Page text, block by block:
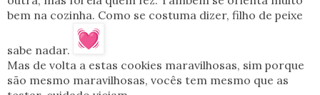
bem na cozinha. Como se costuma dizer, filho de peixe
sabe nadar.
Mas de volta a estas cookies maravilhosas, sim porque
são mesmo maravilhosas, vocês tem mesmo que as